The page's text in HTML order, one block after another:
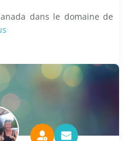
dans le domaine de